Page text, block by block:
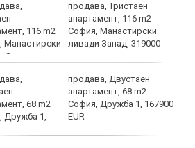
продава, Тристаен
апартамент, 116 m2
София, Манастирски
ливади Запад, 319000
продава, Двустаен
апартамент, 68 m2
София, Дружба 1, 167900
EUR